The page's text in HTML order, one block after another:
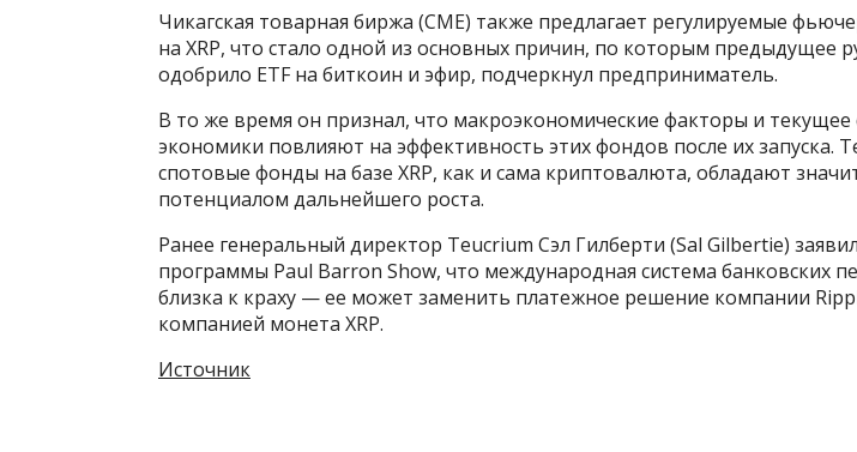
Чикагская товарная биржа (CME) также предлагает регулируемые
на XRP, что стало одной из основных причин, по которым предыдущее
одобрило ETF на биткоин и эфир, подчеркнул предприниматель.
В то же время он признал, что макроэкономические факторы и текущее
экономики повлияют на эффективность этих фондов после их запуска.
спотовые фонды на базе XRP, как и сама криптовалюта, обладают
потенциалом дальнейшего роста.
Ранее генеральный директор Teucrium Сэл Гилберти (Sal Gilbertie)
программы Paul Barron Show, что международная система банковских
близка к краху — ее может заменить платежное решение компании
компанией монета XRP.
Источник